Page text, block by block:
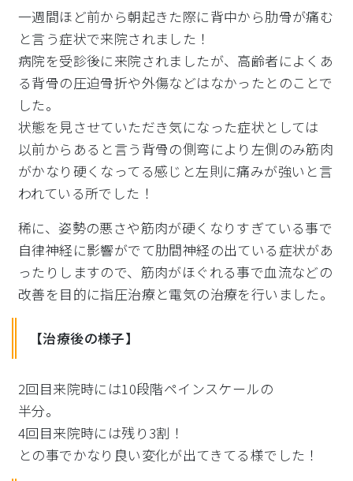
一週間ほど前から朝起きた際に背中から肋骨が痛む
と言う症状で来院されました！
病院を受診後に来院されましたが、高齢者によくあ
る背骨の圧迫骨折や外傷などはなかったとのことで
した。
状態を見させていただき気になった症状としては
以前からあると言う背骨の側弯により左側のみ筋肉
がかなり硬くなってる感じと左則に痛みが強いと言
われている所でした！
稀に、姿勢の悪さや筋肉が硬くなりすぎている事で
自律神経に影響がでて肋間神経の出ている症状があ
ったりしますので、筋肉がほぐれる事で血流などの
改善を目的に指圧治療と電気の治療を行いました。
【治療後の様子】
2回目来院時には10段階ペインスケールの
半分。
4回目来院時には残り3割！
との事でかなり良い変化が出てきてる様でした！